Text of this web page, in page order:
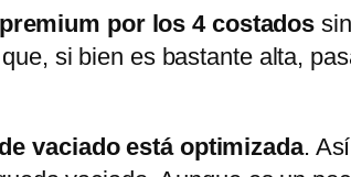
por los 4 costados sin
si bien es bastante alta,
vaciado está optimizada.